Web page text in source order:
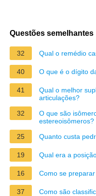
Questões semelhantes
32 Qual o remédio
40 O que é o dígito
41
Qual o melhor
articulações?
32
O que são
estereoisômeros?
25
Quanto custa
19 Qual era a
16 Como se
37 Como são